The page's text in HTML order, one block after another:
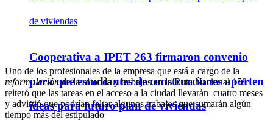
Cooperativa a IPET 263 firmaron convenio
para que estudiantes de construcciones aporten
ideas para futuro plan de viviendas
Uno de los profesionales de la empresa que está a cargo de la
reformulaciónde la rotonda y trabajos en la Ruta Nacional 158
reiteró que las tareas en el acceso a la ciudad llevarán cuatro meses
y advirtió que podrían faltar algunos trabajos que sumarán algún
tiempo más del estipulado